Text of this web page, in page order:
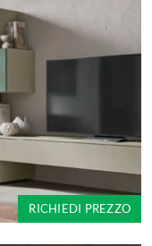
RICHIEDI PREZZO